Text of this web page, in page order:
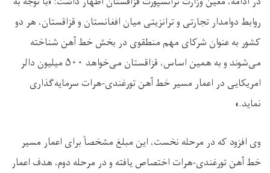
روابط دوامدار تجارتی و ترانزیتی میان افغانستان و قزاقستان، هر دو
کشور به عنوان شرکای مهم منطقوی در بخش خط آهن شناخته
می‌شوند و به همین اساس، قزاقستان می‌خواهد ۵۰۰ میلیون دالر
امریکایی در اعمار مسیر خط آهن تورغندی-هرات سرمایه‌گذاری
نمايد.»
وی افزود که در مرحله نخست، این مبلغ مشخصاً برای اعمار مسیر
خط آهن تورغندی-هرات اختصاص یافته و در مرحله دوم، هدف اعمار